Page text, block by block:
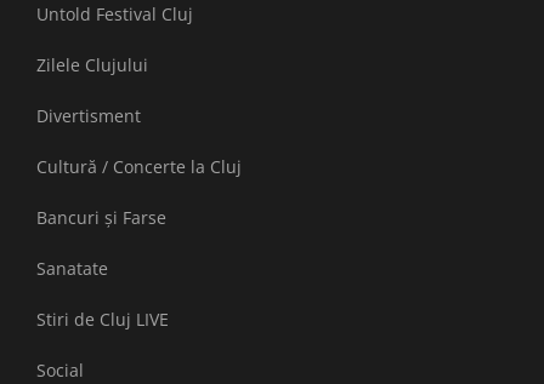
Untold Festival Cluj
Zilele Clujului
Divertisment
Cultură / Concerte la Cluj
Bancuri și Farse
Sanatate
Stiri de Cluj LIVE
Social